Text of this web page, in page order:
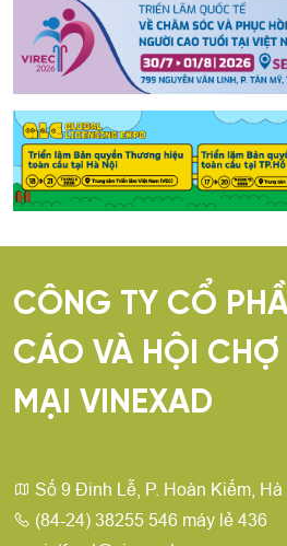
CÔNG TY CỔ
CÁO VÀ HỘI
MẠI VINEXAD
Số 9 Đinh Lễ, P. Hoàn Kiếm, Hà
(84-24) 38255 546 máy lẻ 436